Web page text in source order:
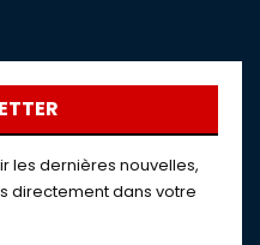
les dernières nouvelles,
directement dans votre